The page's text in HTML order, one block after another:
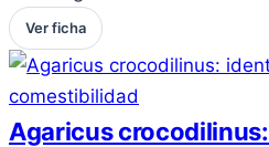
Ver ficha
Agaricus